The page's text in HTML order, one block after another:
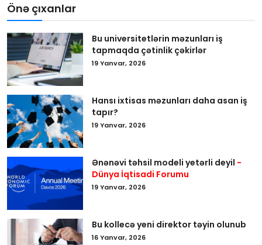
Önə çıxanlar
Bu universitetlərin məzunları iş
tapmaqda çətinlik çəkirlər
19 Yanvar, 2026
Hansı ixtisas məzunları daha asan iş
tapır?
19 Yanvar, 2026
Ənənəvi təhsil modeli yetərli deyil -
Dünya İqtisadi Forumu
19 Yanvar, 2026
Bu kollecə yeni direktor təyin olunub
16 Yanvar, 2026